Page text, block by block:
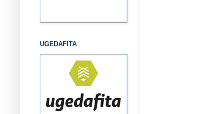
UGEDAFITA